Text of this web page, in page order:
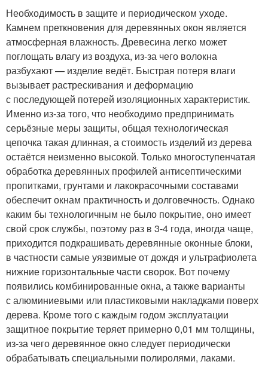
Необходимость в защите и периодическом уходе.
Камнем преткновения для деревянных окон является
атмосферная влажность. Древесина легко может
поглощать влагу из воздуха, из-за чего волокна
разбухают — изделие ведёт. Быстрая потеря влаги
вызывает растрескивания и деформацию
с последующей потерей изоляционных характеристик.
Именно из-за того, что необходимо предпринимать
серьёзные меры защиты, общая технологическая
цепочка такая длинная, а стоимость изделий из дерева
остаётся неизменно высокой. Только многоступенчатая
обработка деревянных профилей антисептическими
пропитками, грунтами и лакокрасочными составами
обеспечит окнам практичность и долговечность. Однако
каким бы технологичным не было покрытие, оно имеет
свой срок службы, поэтому раз в 3-4 года, иногда чаще,
приходится подкрашивать деревянные оконные блоки,
в частности самые уязвимые от дождя и ультрафиолета
нижние горизонтальные части сворок. Вот почему
появились комбинированные окна, а также варианты
с алюминиевыми или пластиковыми накладками поверх
дерева. Кроме того с каждым годом эксплуатации
защитное покрытие теряет примерно 0,01 мм толщины,
из-за чего деревянное окно следует периодически
обрабатывать специальными полиролями, лаками.